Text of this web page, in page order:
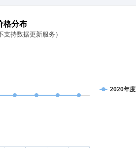
格分布
持数据更新服务）
2020年度